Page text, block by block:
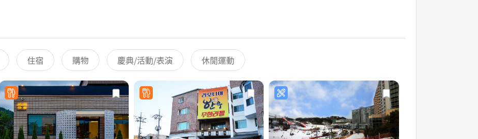
住宿 購物 慶典/活動/表演 休閒運動